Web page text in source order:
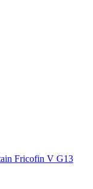
Fricofin V G13